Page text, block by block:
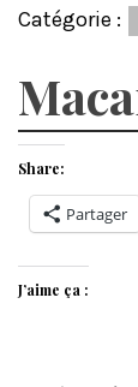
Catégorie :
Share:
Partager
J’aime ça :